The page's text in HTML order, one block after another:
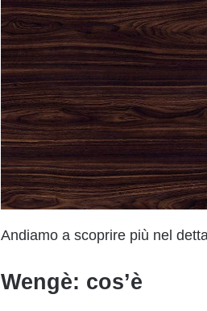
Andiamo a scoprire più nel
Wengè: cos’è